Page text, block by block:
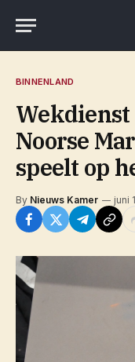
BINNENLAND
Noorse
speelt op
By Nieuws Kamer juni